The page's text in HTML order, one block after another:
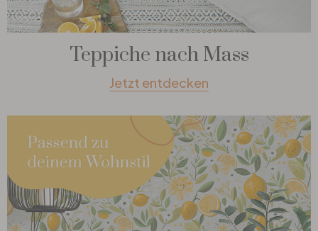
Teppiche nach Mass
Jetzt entdecken